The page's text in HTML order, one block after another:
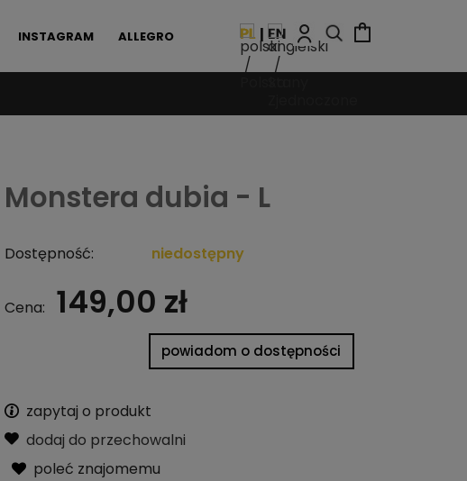
INSTAGRAM ALLEGRO
Monstera dubia - L
Dostępność: niedostępny
Cena: 149,00 zł
powiadom o dostępności
zapytaj o produkt
dodaj do przechowalni
poleć znajomemu